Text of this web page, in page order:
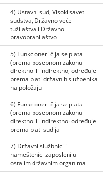
4) Ustavni sud, Visoki savet
sudstva, Državno veće
tužilaštva i Državno
pravobranilaštvo
5) Funkcioneri čija se plata
(prema posebnom zakonu
direktno ili indirektno) određuje
prema plati državnih službenika
na položaju
6) Funkcioneri čija se plata
(prema posebnom zakonu
direktno ili indirektno) određuje
prema plati sudija
7) Državni službnici i
nameštenici zaposleni u
ostalim državnim organima